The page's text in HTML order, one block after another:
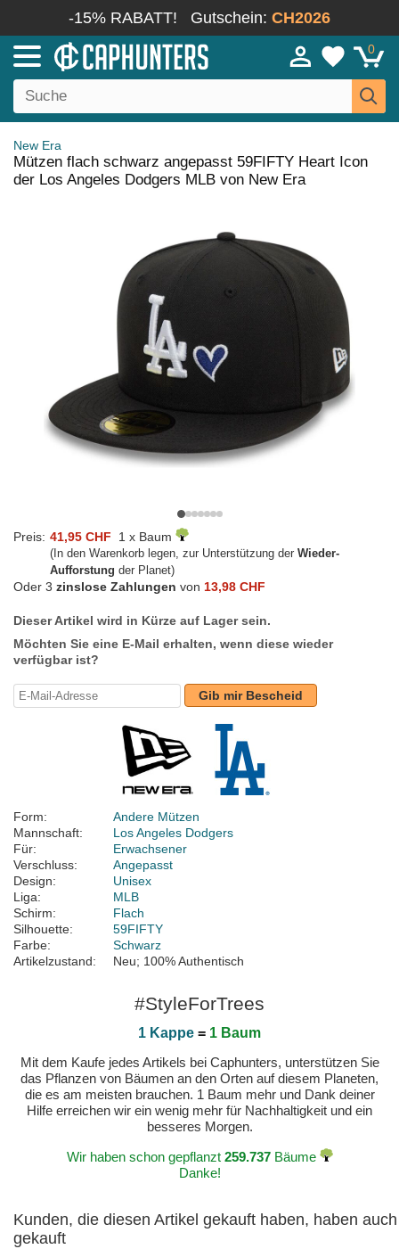
-15% RABATT! Gutschein: CH2026
0
New Era
Mützen flach schwarz angepasst 59FIFTY Heart Icon
der Los Angeles Dodgers MLB von New Era
Preis: 41,95 CHF 1 x Baum
(In den Warenkorb legen, zur Unterstützung der Wieder-
Aufforstung der Planet)
Oder 3 zinslose Zahlungen von 13,98 CHF
Dieser Artikel wird in Kürze auf Lager sein.
Möchten Sie eine E-Mail erhalten, wenn diese wieder
verfügbar ist?
Gib mir Bescheid
Form:
Andere Mützen
Mannschaft:
Los Angeles Dodgers
Für:
Erwachsener
Verschluss:
Angepasst
Design:
Unisex
Liga:
MLB
Schirm:
Flach
Silhouette:
59FIFTY
Farbe:
Schwarz
Artikelzustand:
Neu; 100% Authentisch
#StyleForTrees
1 Kappe = 1 Baum
Mit dem Kaufe jedes Artikels bei Caphunters, unterstützen Sie
das Pflanzen von Bäumen an den Orten auf diesem Planeten,
die es am meisten brauchen. 1 Baum mehr und Dank deiner
Hilfe erreichen wir ein wenig mehr für Nachhaltigkeit und ein
besseres Morgen.
Wir haben schon gepflanzt 259.737Bäume
Danke!
Kunden, die diesen Artikel gekauft haben, haben auch
gekauft